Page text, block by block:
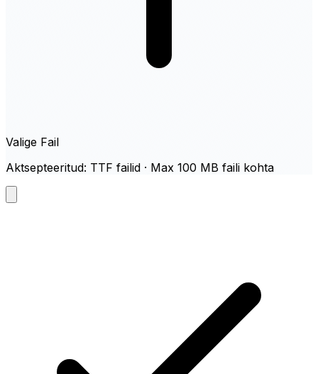
Valige Fail
Aktsepteeritud: TTF failid · Max 100 MB faili kohta